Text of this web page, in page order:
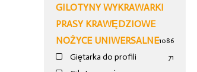
GILOTYNY WYKRAWARKI
PRASY KRAWĘDZIOWE
NOŻYCE UNIWERSALNE1086
Giętarka do profili 71